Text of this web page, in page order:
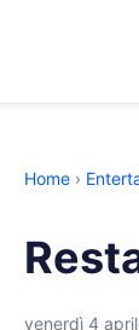
Home ›
venerdì 4